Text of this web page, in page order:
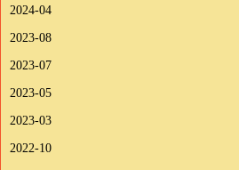
2024-04
2023-08
2023-07
2023-05
2023-03
2022-10